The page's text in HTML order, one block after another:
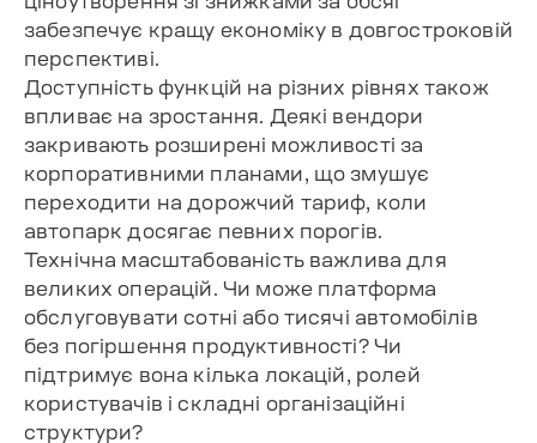
забезпечує кращу економіку в довгостроковій
перспективі.
Доступність функцій на різних рівнях також
впливає на зростання. Деякі вендори
закривають розширені можливості за
корпоративними планами, що змушує
переходити на дорожчий тариф, коли
автопарк досягає певних порогів.
Технічна масштабованість важлива для
великих операцій. Чи може платформа
обслуговувати сотні або тисячі автомобілів
без погіршення продуктивності? Чи
підтримує вона кілька локацій, ролей
користувачів і складні організаційні
структури?